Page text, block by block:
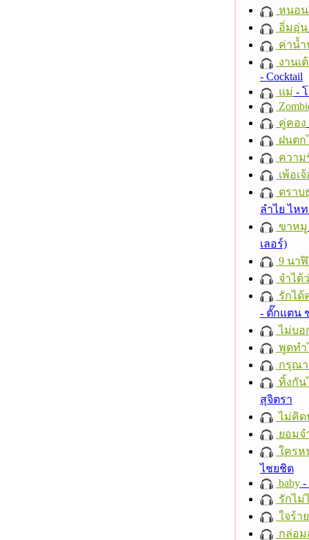
หนอน
อิ่มอุ่น
ค่าน้
งานเ
- Cocktail
แม่ -
คู่คอง
ฝนตก
ความ
เพ้อเ
ตราบ
ลำไย ไห
ขาหมู
เลอร์)
9 นา
จำได้
รักได้
- ตั๊กแตน
ไม่บอ
พูดทำ
กรุณา
ทิ้งกัน
สุจิตรา
ไม่คิด
ยอม
ใครห
ไชยชิต
baby -
รักไม่
ใจร้าย
กล่อม